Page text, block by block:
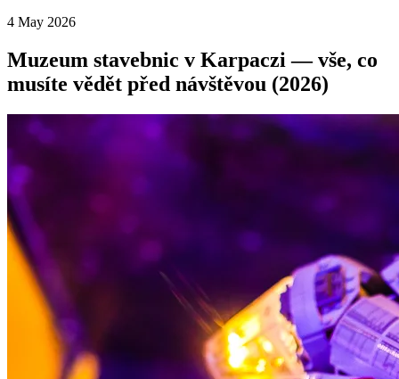
4 May 2026
Muzeum stavebnic v Karpaczi — vše, co
musíte vědět před návštěvou (2026)